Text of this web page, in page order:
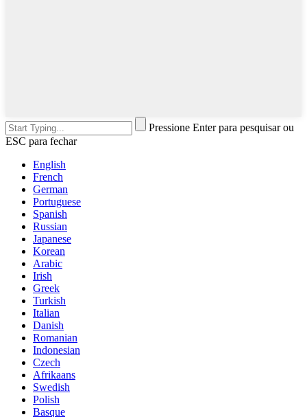
Pressione Enter para pesquisar ou
ESC para fechar
English
French
German
Portuguese
Spanish
Russian
Japanese
Korean
Arabic
Irish
Greek
Turkish
Italian
Danish
Romanian
Indonesian
Czech
Afrikaans
Swedish
Polish
Basque